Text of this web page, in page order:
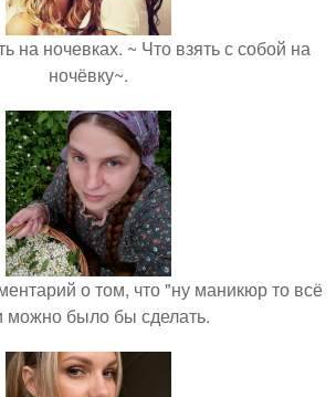
на ночевках. ~ Что взять с собой на
ночёвку~.
о том, что "ну маникюр то всё
можно было бы сделать.